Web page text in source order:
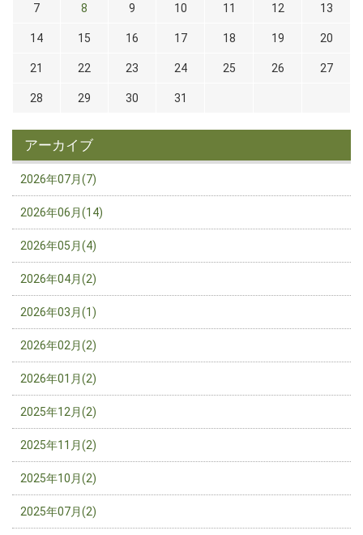
7 8 9 10 11 12 13
14 15 16 17 18 19 20
21 22 23 24 25 26 27
28 29 30 31
アーカイブ
2026年07月(7)
2026年06月(14)
2026年05月(4)
2026年04月(2)
2026年03月(1)
2026年02月(2)
2026年01月(2)
2025年12月(2)
2025年11月(2)
2025年10月(2)
2025年07月(2)